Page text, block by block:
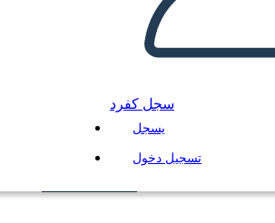
سجل كفرد
يسجل
تسجيل دخول
إنشاء لوحة القصة